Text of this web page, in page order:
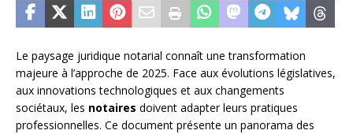
Le paysage juridique notarial connaît une transformation
majeure à l’approche de 2025. Face aux évolutions législatives,
aux innovations technologiques et aux changements
sociétaux, les notaires doivent adapter leurs pratiques
professionnelles. Ce document présente un panorama des